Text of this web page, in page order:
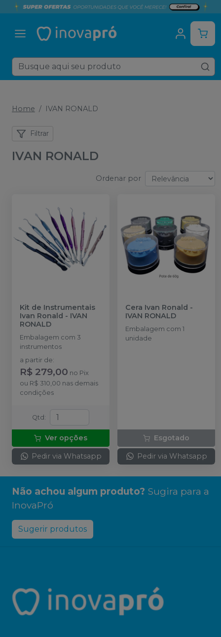
Home IVAN RONALD
Filtrar
IVAN RONALD
Ordenar por
Kit de Instrumentais
Ivan Ronald - IVAN
RONALD
Embalagem com 3
instrumentos
a partir de:
R$ 279,00 no Pix
ou R$ 310,00 nas demais
condições
Qtd :
Ver opções
Pedir via Whatsapp
Cera Ivan Ronald -
IVAN RONALD
Embalagem com 1
unidade
Esgotado
Pedir via Whatsapp
Não achou algum produto? Sugira para a
InovaPró
Sugerir produtos